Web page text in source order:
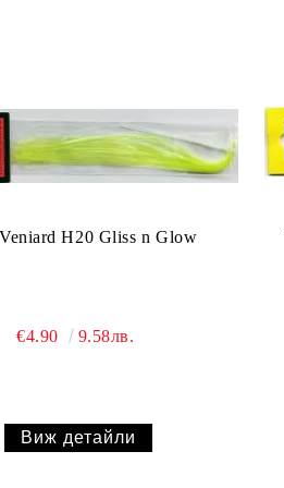
H20 Gliss n Glow
€4.90 9.58лв.
Виж детайли